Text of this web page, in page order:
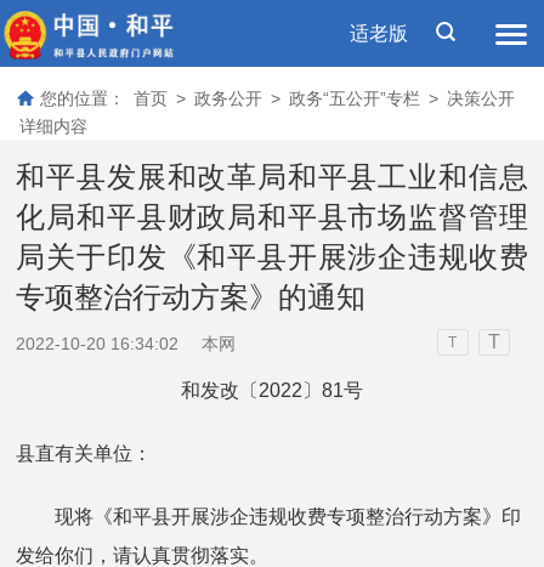
适老版
您的位置： 首页 > 政务公开 > 政务“五公开”专栏 > 决策公开
详细内容
和平县发展和改革局和平县工业和信息
化局和平县财政局和平县市场监督管理
局关于印发《和平县开展涉企违规收费
专项整治行动方案》的通知
2022-10-20 16:34:02 本网 T T
和发改〔2022〕81号
县直有关单位：
现将《和平县开展涉企违规收费专项整治行动方案》印
发给你们，请认真贯彻落实。